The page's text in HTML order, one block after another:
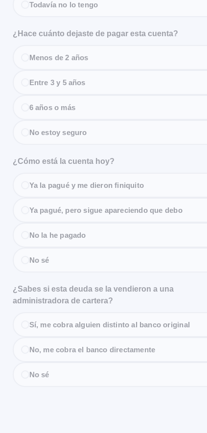
Todavía no lo tengo
¿Hace cuánto dejaste de pagar esta cuenta?
Menos de 2 años
Entre 3 y 5 años
6 años o más
No estoy seguro
¿Cómo está la cuenta hoy?
Ya la pagué y me dieron finiquito
Ya pagué, pero sigue apareciendo que debo
No la he pagado
No sé
¿Sabes si esta deuda se la vendieron a una
administradora de cartera?
Sí, me cobra alguien distinto al banco original
No, me cobra el banco directamente
No sé